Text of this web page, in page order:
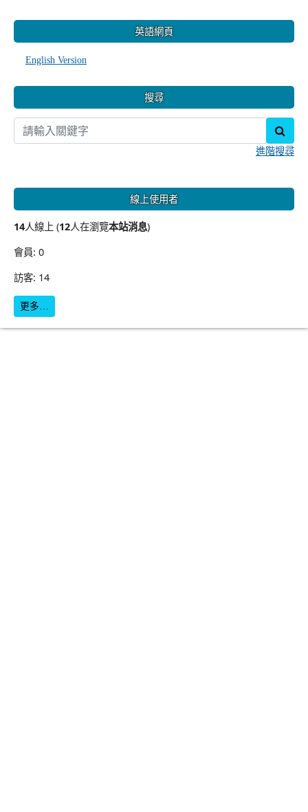
英語網頁
English Version
搜尋
進階搜尋
線上使用者
14人線上 (12人在瀏覽本站消息)
會員: 0
訪客: 14
更多…